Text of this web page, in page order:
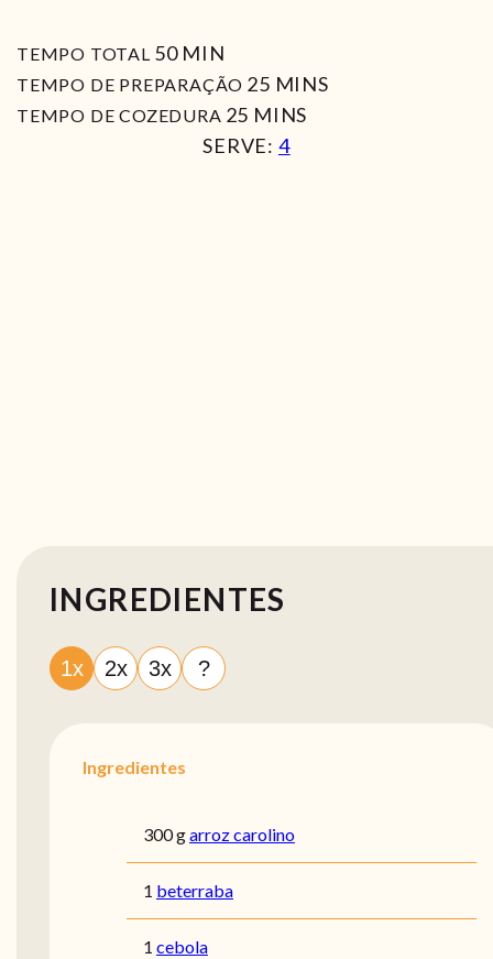
TEMPO TOTAL 50MIN
MIN
TEMPO DE PREPARAÇÃO 25MIN
MINS
TEMPO DE COZEDURA 25 MIN
MINS
SERVE: 4
INGREDIENTES
1x 2x 3x ?
Ingredientes
300 garroz carolino
1 beterraba
1 cebola